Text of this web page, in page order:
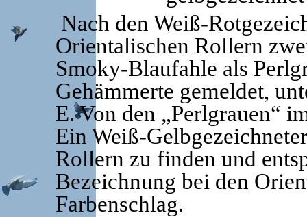
Nach den Weiß-
Orientalischen Rollern
Smoky-Blaufahle als
Gehämmerte gemeldet,
E. Von den „Perlgrauen“
Ein Weiß-
Rollern zu finden und
Bezeichnung bei den
Farbenschlag.